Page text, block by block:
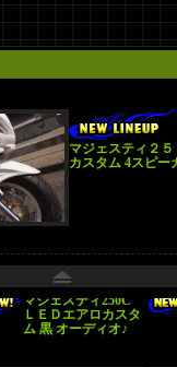
マジェスティ２
カスタム 4スピー
ＬＥＤエアロカスタ
ム 黒 オーディオ♪